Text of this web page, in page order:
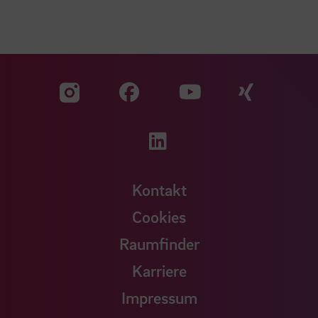
Zu unserer Facebook
Zu
Zu unserer
Kontakt
Cookies
Raumfinder
Karriere
Impressum